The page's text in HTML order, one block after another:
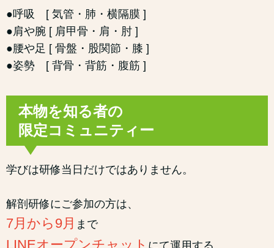
●呼吸 [ 気管・肺・横隔膜 ]
●肩や腕 [ 肩甲骨・肩・肘 ]
●腰や足 [ 骨盤・股関節・膝 ]
●姿勢 [ 背骨・背筋・腹筋 ]
本物を知る者の
限定コミュニティー
学びは研修当日だけではありません。
解剖研修にご参加の方は、
7月から9月 まで
LINEオープンチャット にて運用する